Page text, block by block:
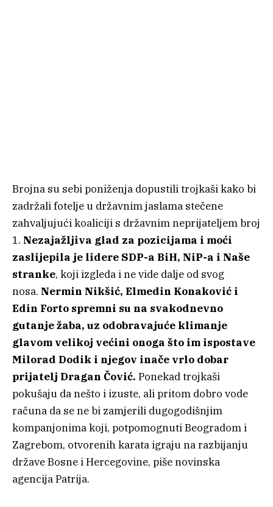
Brojna su sebi poniženja dopustili trojkaši kako bi
zadržali fotelje u državnim jaslama stečene
zahvaljujući koaliciji s državnim neprijateljem broj
1. Nezajažljiva glad za pozicijama i moći
zaslijepila je lidere SDP-a BiH, NiP-a i Naše
stranke, koji izgleda i ne vide dalje od svog
nosa. Nermin Nikšić, Elmedin Konaković i
Edin Forto spremni su na svakodnevno
gutanje žaba, uz odobravajuće klimanje
glavom velikoj većini onoga što im ispostave
Milorad Dodik i njegov inače vrlo dobar
prijatelj Dragan Čović. Ponekad trojkaši
pokušaju da nešto i izuste, ali pritom dobro vode
računa da se ne bi zamjerili dugogodišnjim
kompanjonima koji, potpomognuti Beogradom i
Zagrebom, otvorenih karata igraju na razbijanju
države Bosne i Hercegovine, piše novinska
agencija Patrija.